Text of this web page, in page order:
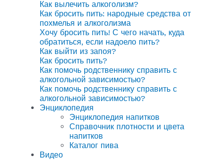
Как вылечить алкоголизм?
Как бросить пить: народные средства от
похмелья и алкоголизма
Хочу бросить пить! С чего начать, куда
обратиться, если надоело пить?
Как выйти из запоя?
Как бросить пить?
Как помочь родственнику справить с
алкогольной зависимостью?
Как помочь родственнику справить с
алкогольной зависимостью?
Энциклопедия
Энциклопедия напитков
Справочник плотности и цвета
напитков
Каталог пива
Видео